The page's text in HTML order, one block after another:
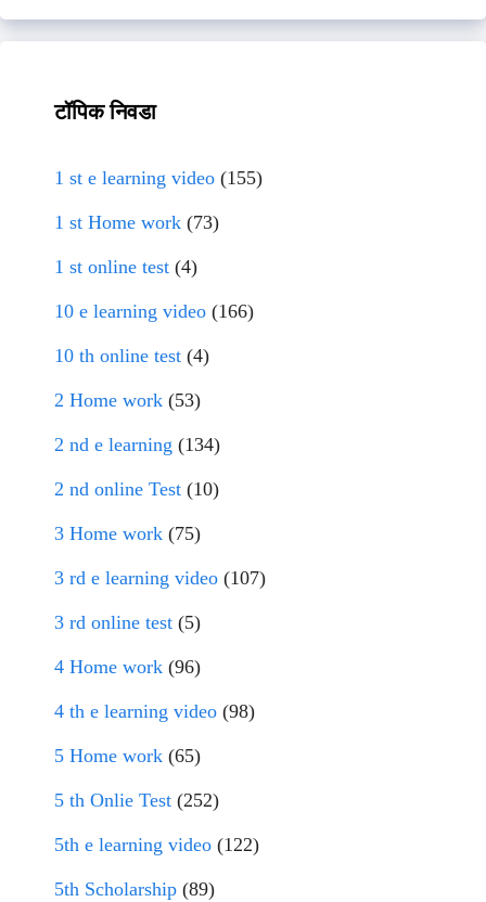
टॉपिक निवडा
1 st e learning video (155)
1 st Home work (73)
1 st online test (4)
10 e learning video (166)
10 th online test (4)
2 Home work (53)
2 nd e learning (134)
2 nd online Test (10)
3 Home work (75)
3 rd e learning video (107)
3 rd online test (5)
4 Home work (96)
4 th e learning video (98)
5 Home work (65)
5 th Onlie Test (252)
5th e learning video (122)
5th Scholarship (89)